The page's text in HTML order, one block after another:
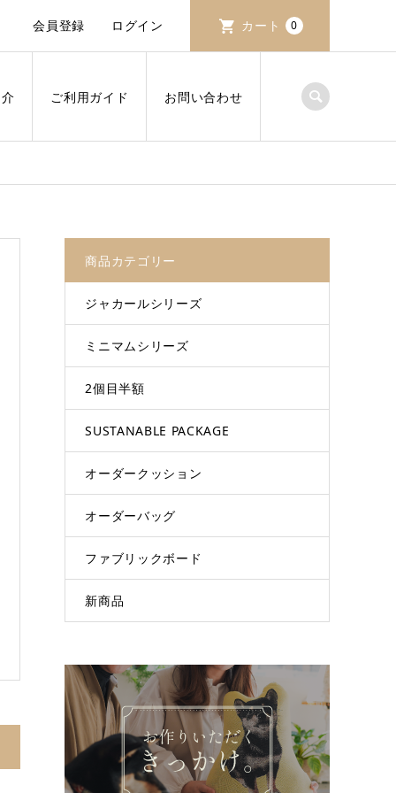
会員登録 ログイン カート 0
ご利用ガイド お問い合わせ
商品カテゴリー
ジャカールシリーズ
ミニマムシリーズ
2個目半額
SUSTANABLE PACKAGE
オーダークッション
オーダーバッグ
ファブリックボード
新商品